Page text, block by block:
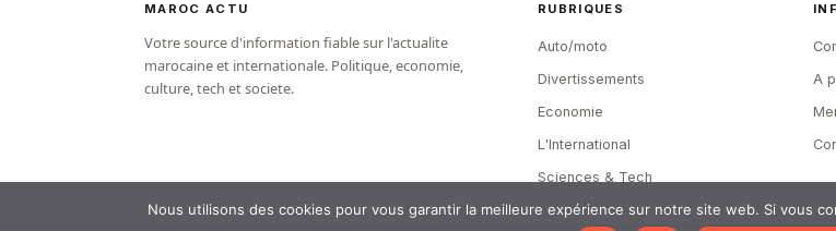
MAROC ACTU
Votre source d'information fiable sur l'actualite
marocaine et internationale. Politique, economie,
culture, tech et societe.
RUBRIQUES
Auto/moto
Divertissements
Economie
L'International
Sciences & Tech
A
Nous utilisons des cookies pour vous garantir la meilleure expérience sur notre site web. Si vous